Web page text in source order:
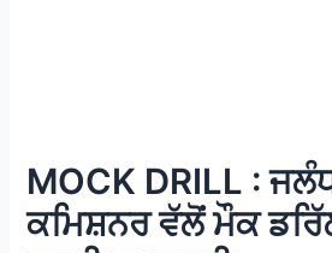
MOCK DRILL :
ਕਮਿਸ਼ਨਰ ਵੱਲੋਂ ਮੌਕ